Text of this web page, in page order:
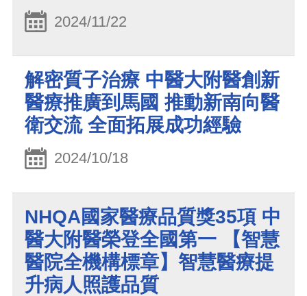
2024/11/22
解密質子治療 中醫大附醫創新
醫療推廣到馬國 推動新南向醫
衛交流 全面拓展成功經驗
2024/10/18
NHQA國家醫療品質獎35項 中
醫大附醫榮登全國第一 【智慧
醫院全機構標章】智慧醫療提
升病人照護品質